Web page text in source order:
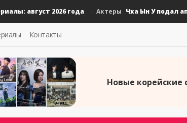
август 2026 года Актеры Чха Ын У подал
Контакты
Новые корейские